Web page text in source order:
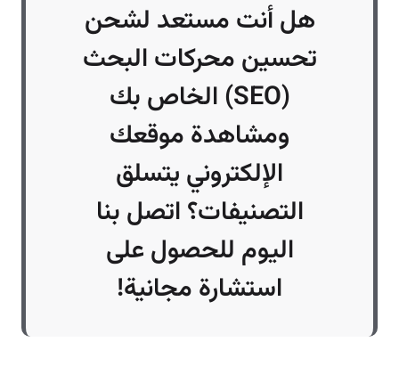
هل أنت مستعد لشحن
تحسين محركات البحث
(SEO) الخاص بك
ومشاهدة موقعك
الإلكتروني يتسلق
التصنيفات؟ اتصل بنا
اليوم للحصول على
استشارة مجانية!